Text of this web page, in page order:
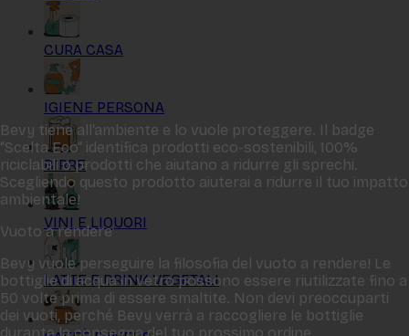
CURA CASA
IGIENE PERSONA
BIRRE
VINI E LIQUORI
LATTE E DRINK VEGETALI
Bevy tiene all‘ambiente e lo vuole proteggere. Il badge
“Scelta Eco“ identifica prodotti eco-sostenibili, 100%
riciclabili o prodotti che aiutano a ridurre gli sprechi.
Scegliendo questo prodotto aiuterai a ridurre il tuo impatto
ambientale!
Vuoto a rendere
Bevy vuole perseguire la filosofia del vuoto a rendere! Le
bottiglie di acqua in vetro possono essere riutilizzate fino a
50 volte prima di essere smaltite. Non devi preoccuparti
dei vuoti, perché Bevy verrà a raccogliere le bottiglie